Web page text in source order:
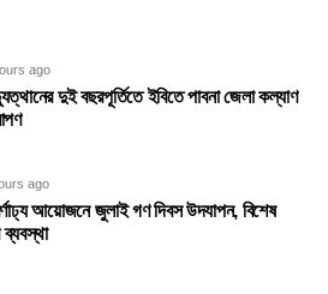
ago
দুই বছরপূর্তিতে ইবিতে পাবনা জেলা কল্যাণ
ago
আয়োজনে জুলাই গণ দিবস উদযাপন, বিশেষ